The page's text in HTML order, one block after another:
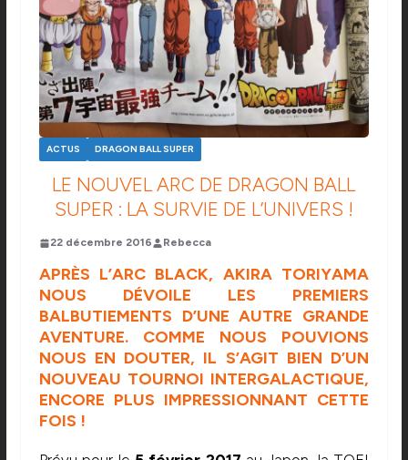
ACTUS DRAGON BALL SUPER
LE NOUVEL ARC DE DRAGON BALL
SUPER : LA SURVIE DE L’UNIVERS !
22 décembre 2016 Rebecca
APRÈS L’ARC BLACK, AKIRA TORIYAMA
NOUS DÉVOILE LES PREMIERS
BALBUTIEMENTS D’UNE AUTRE GRANDE
AVENTURE. COMME NOUS POUVIONS
NOUS EN DOUTER, IL S’AGIT BIEN D’UN
NOUVEAU TOURNOI INTERGALACTIQUE,
ENCORE PLUS IMPRESSIONNANT CETTE
FOIS !